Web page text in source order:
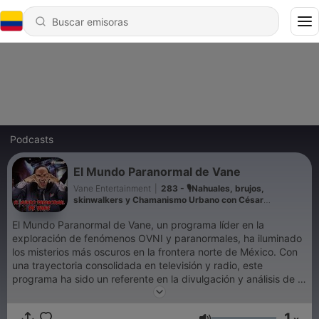
Podcasts
El Mundo Paranormal de Vane
Vane Entertainment
283 - 🎙️Nahuales, brujos,
skinwalkers y Chamanismo Urbano con César
El Mundo Paranormal de Vane, un programa líder en la
exploración de fenómenos OVNI y paranormales, ha iluminado
los misterios más oscuros en la frontera norte de México. Con
una trayectoria consolidada en televisión y radio, este
programa ha sido un referente en la divulgación y análisis de lo
inexplicable. Anteriormente transmitido por Canal 5 cada